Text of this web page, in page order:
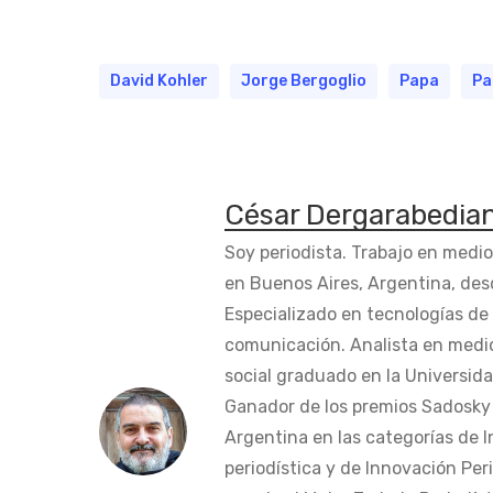
David Kohler Jorge Bergoglio Papa
César
Soy periodista. Trabajo en
en Buenos Aires, Argentina,
Especializado en tecnologías
comunicación. Analista en
social graduado en la
Ganador de los premios
Argentina en las categorías de
periodística y de Innovación